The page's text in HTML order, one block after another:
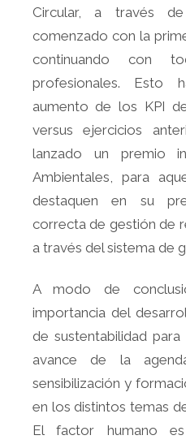
Circular, a través
comenzado con la
continuando con
profesionales. Esto
aumento de los KPI
versus ejercicios
lanzado un premio
Ambientales, para
destaquen en su
correcta de gestión de
a través del sistema de
A modo de
importancia del
de sustentabilidad
avance de la
sensibilización y
en los distintos temas
El factor humano